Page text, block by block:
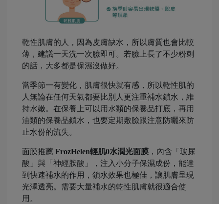
乾性肌膚的人，因為皮膚缺水，所以膚質也會比較
薄，建議一天洗一次臉即可。若臉上長了不少粉刺
的話，大多都是保濕沒做好。
當季節一有變化，肌膚很快就有感，所以乾性肌的
人無論在任何天氣都要比別人更注重補水鎖水，維
持水嫩。在保養上可以用水類的保養品打底，再用
油類的保養品鎖水，也要定期敷臉跟注意防曬來防
止水份的流失。
面膜推薦 FrozHelen輕肌0水潤光面膜 ，內含「玻尿
酸」與「神經胺酸」，注入小分子保濕成份，能達
到快速補水的作用，鎖水效果也極佳，讓肌膚呈現
光澤透亮。需要大量補水的乾性肌膚就很適合使
用。